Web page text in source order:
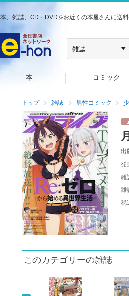
本、雑誌、CD・DVDをお近くの本屋さんに送料
本 コミック
トップ 雑誌 男性コミック
出
発
雑
雑
税
このカテゴリーの雑誌